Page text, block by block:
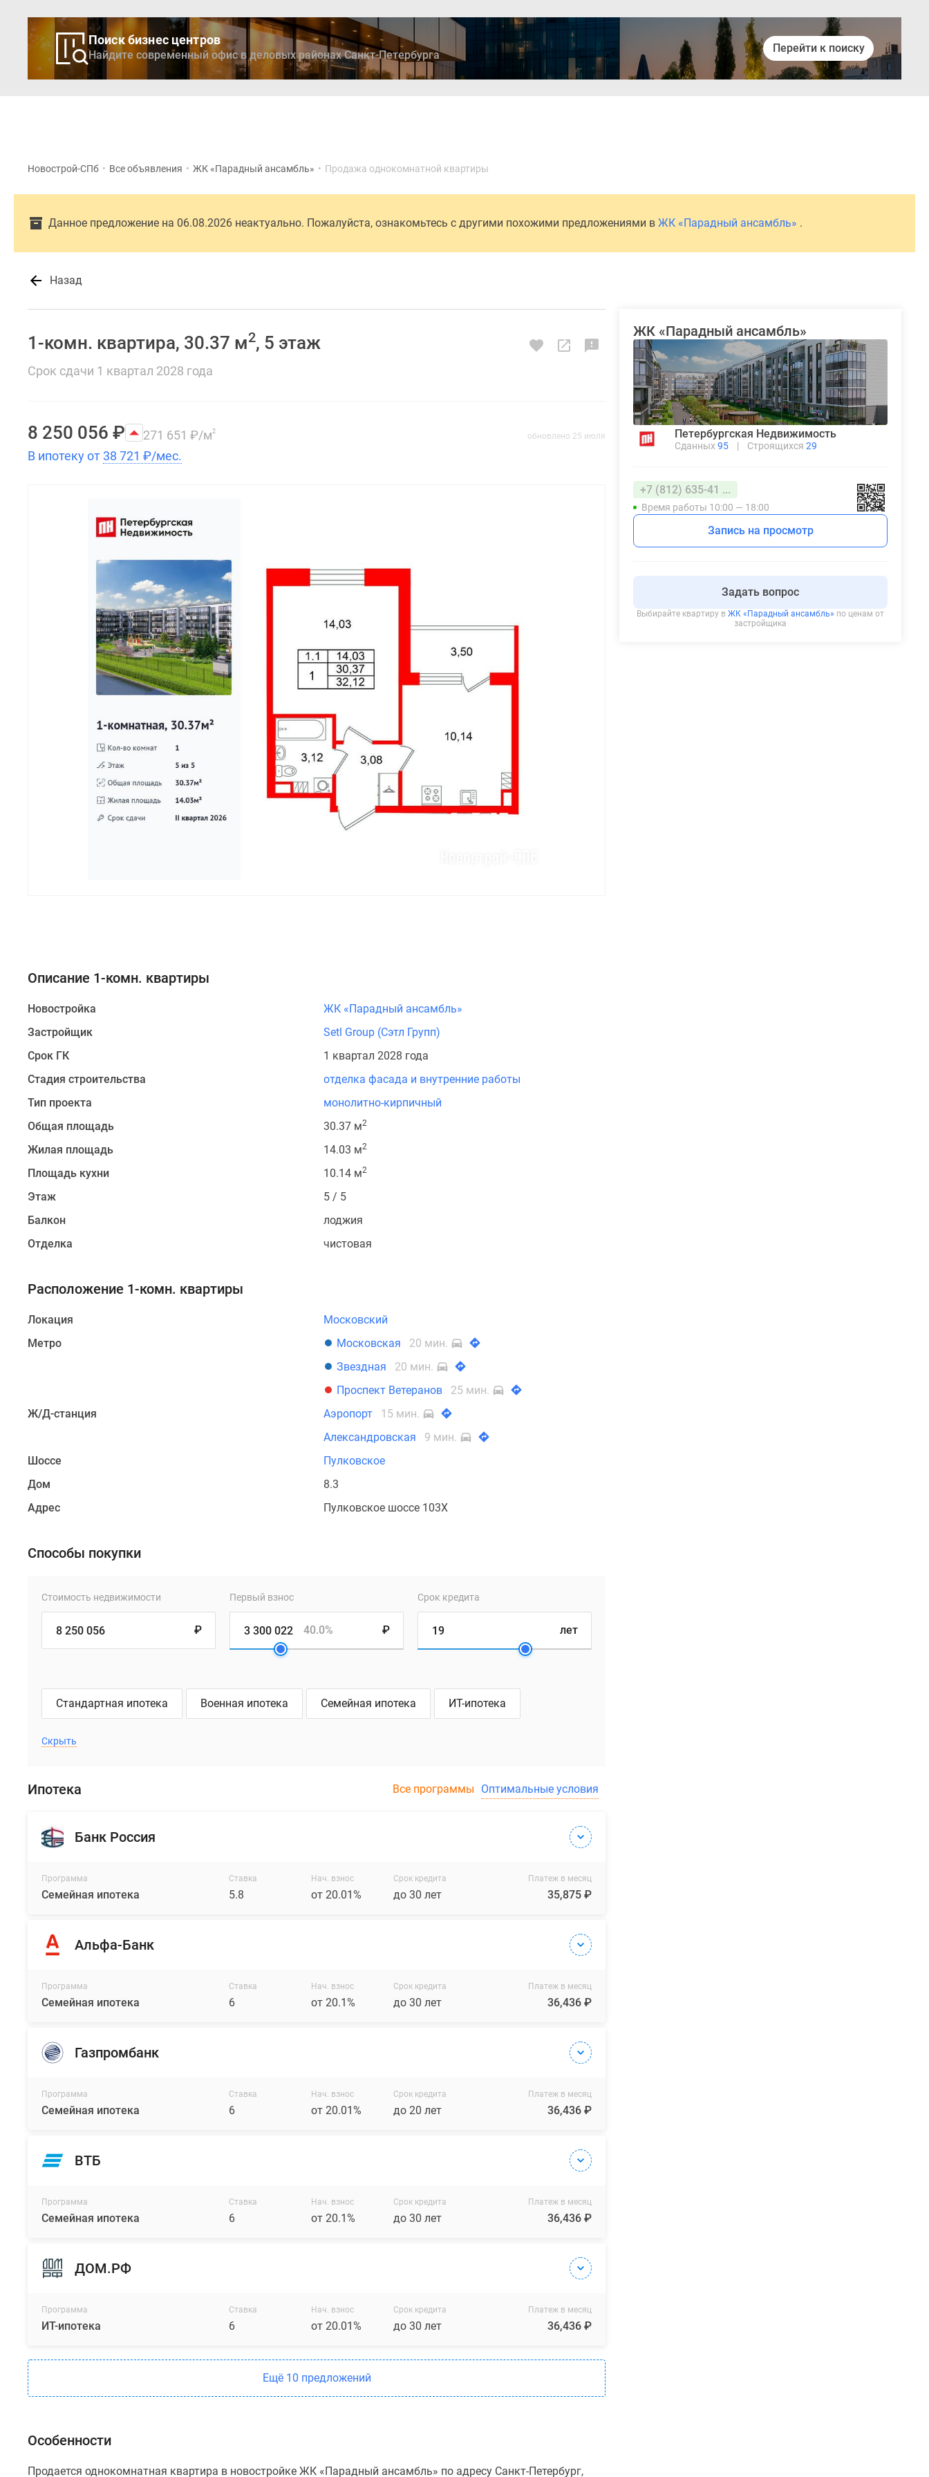
Поиск бизнес центров
Найдите современный офис в деловых районах Санкт-Петербурга
Перейти к поиску
Новострой-СПб • Все объявления • ЖК «Парадный ансамбль» • Продажа однокомнатной квартиры
Данное предложение на 06.08.2026 неактуально. Пожалуйста, ознакомьтесь с другими похожими предложениями в ЖК «Парадный ансамбль» .
Назад
1-комн. квартира, 30.37 м2, 5 этаж
Срок сдачи 1 квартал 2028 года
8 250 056 ₽ 271 651 ₽/м2
В ипотеку от 38 721 ₽/мес.
обновлено 25 июля
Описание 1-комн. квартиры
Новостройка
ЖК «Парадный ансамбль»
Застройщик
Setl Group (Сэтл Групп)
Срок ГК
1 квартал 2028 года
Стадия строительства
отделка фасада и внутренние работы
Тип проекта
монолитно-кирпичный
Общая площадь
30.37 м2
Жилая площадь 14.03 м2
Площадь кухни 10.14 м2
Этаж
5 / 5
Балкон
лоджия
Отделка
чистовая
Расположение 1-комн. квартиры
Локация
Московский
Метро
Московская
20 мин.
Звездная
20 мин.
Проспект Ветеранов
25 мин.
Ж/Д-станция
Аэропорт
15 мин.
Александровская
9 мин.
Шоссе
Пулковское
Дом
8.3
Адрес
Пулковское шоссе 103Х
Способы покупки
Стоимость недвижимости
₽
Первый взнос
₽
40.0%
Срок кредита
лет
Стандартная ипотека Военная ипотека Семейная ипотека ИТ-ипотека
Скрыть
Ипотека Все программы Оптимальные условия
Банк Россия
Программа
Семейная ипотека
Ставка
5.8
Нач. взнос
от 20.01%
Срок кредита
до 30 лет
Платеж в месяц
35,875 ₽
Альфа-Банк
Программа
Семейная ипотека
Ставка
6
Нач. взнос
от 20.1%
Срок кредита
до 30 лет
Платеж в месяц
36,436 ₽
Газпромбанк
Программа
Семейная ипотека
Ставка
6
Нач. взнос
от 20.01%
Срок кредита
до 20 лет
Платеж в месяц
36,436 ₽
ВТБ
Программа
Семейная ипотека
Ставка
6
Нач. взнос
от 20.1%
Срок кредита
до 30 лет
Платеж в месяц
36,436 ₽
ДОМ.РФ
Программа
ИТ-ипотека
Ставка
6
Нач. взнос
от 20.01%
Срок кредита
до 30 лет
Платеж в месяц
36,436 ₽
Ещё 10 предложений
Особенности
Продается однокомнатная квартира в новостройке ЖК «Парадный ансамбль» по адресу Санкт-Петербург,
ЖК «Парадный ансамбль»
Петербургская Недвижимость
Сданных 95 | Строящихся 29
+7 (812) 635-41 ...
Время работы 10:00 — 18:00
Запись на просмотр
Задать вопрос
Выбирайте квартиру в ЖК «Парадный ансамбль» по ценам от
застройщика